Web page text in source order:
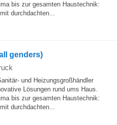
bis zur gesamten Haustechnik:
durchdachten...
genders)
und Heizungsgroßhändler
Lösungen rund ums Haus.
bis zur gesamten Haustechnik:
durchdachten...